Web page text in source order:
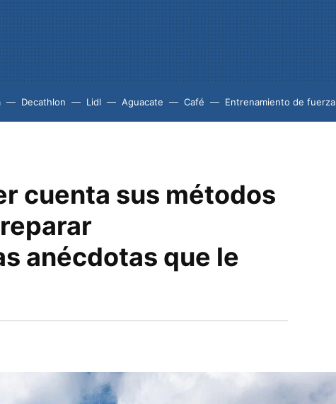
Decathlon Lidl Aguacate Café Entrenamiento de fuerza
cuenta sus métodos
anécdotas que le